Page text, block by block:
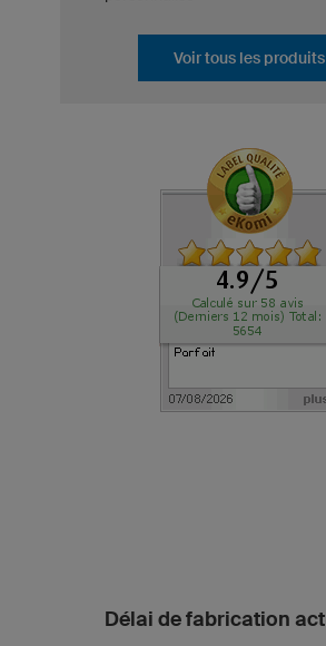
Voir tous les produits
Délai de fabrication